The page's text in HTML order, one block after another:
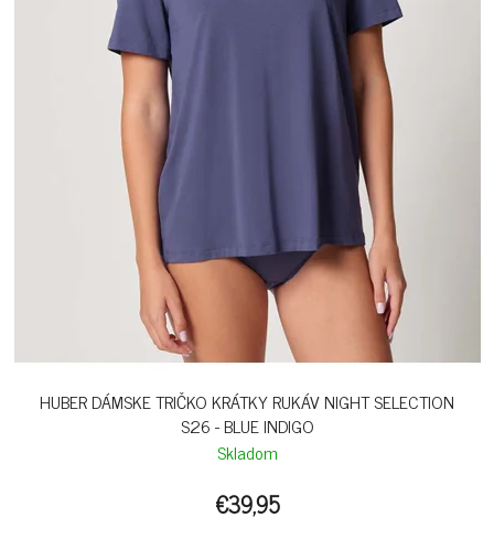
HUBER DÁMSKE TRIČKO KRÁTKY RUKÁV NIGHT SELECTION
S26 - BLUE INDIGO
Skladom
€39,95